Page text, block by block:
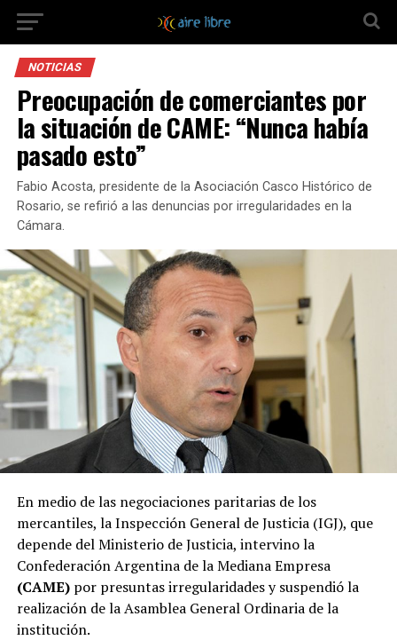
NOTICIAS
Preocupación de comerciantes por
la situación de CAME: “Nunca había
pasado esto”
Fabio Acosta, presidente de la Asociación Casco Histórico de
Rosario, se refirió a las denuncias por irregularidades en la
Cámara.
En medio de las negociaciones paritarias de los
mercantiles, la Inspección General de Justicia (IGJ), que
depende del Ministerio de Justicia, intervino la
Confederación Argentina de la Mediana Empresa
(CAME)por presuntas irregularidades y suspendió la
realización de la Asamblea General Ordinaria de la
institución.